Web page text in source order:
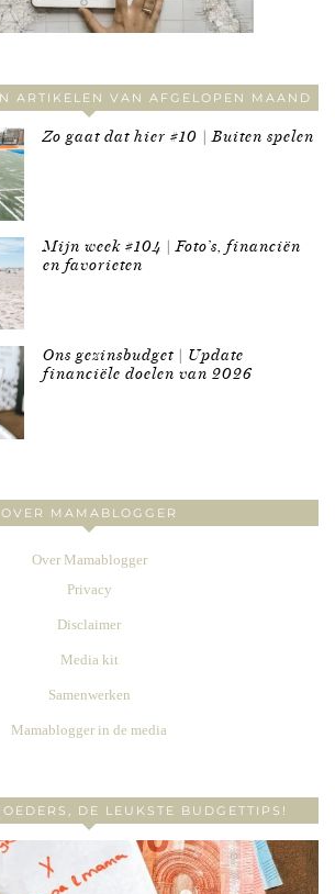
ARTIKELEN VAN AFGELOPEN MAAND
Zo gaat dat hier #10 | Buiten spelen
Mijn week #104 | Foto’s, financiën
en favorieten
Ons gezinsbudget | Update
financiële doelen van 2026
OVER MAMABLOGGER
Over Mamablogger
Privacy
Disclaimer
Media kit
Samenwerken
Mamablogger in de media
DE LEUKSTE BUDGETTIPS!